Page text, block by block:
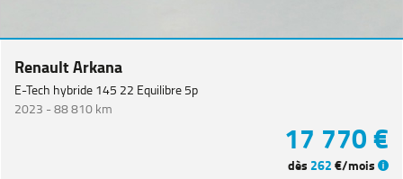
Renault Arkana
E-Tech hybride 145 22 Equilibre 5p
2023 -88 810 km
17 770 €
dès 262€/mois